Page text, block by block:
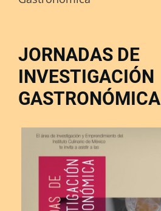
JORNADAS DE
INVESTIGACIÓN
GASTRONÓMICA